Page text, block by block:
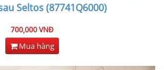
Seltos (87741Q6000)
700,000 VNĐ
Mua hàng